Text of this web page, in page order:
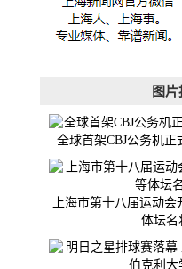
图
全球首架CBJ公务机
上海市第十八届运动
体坛名